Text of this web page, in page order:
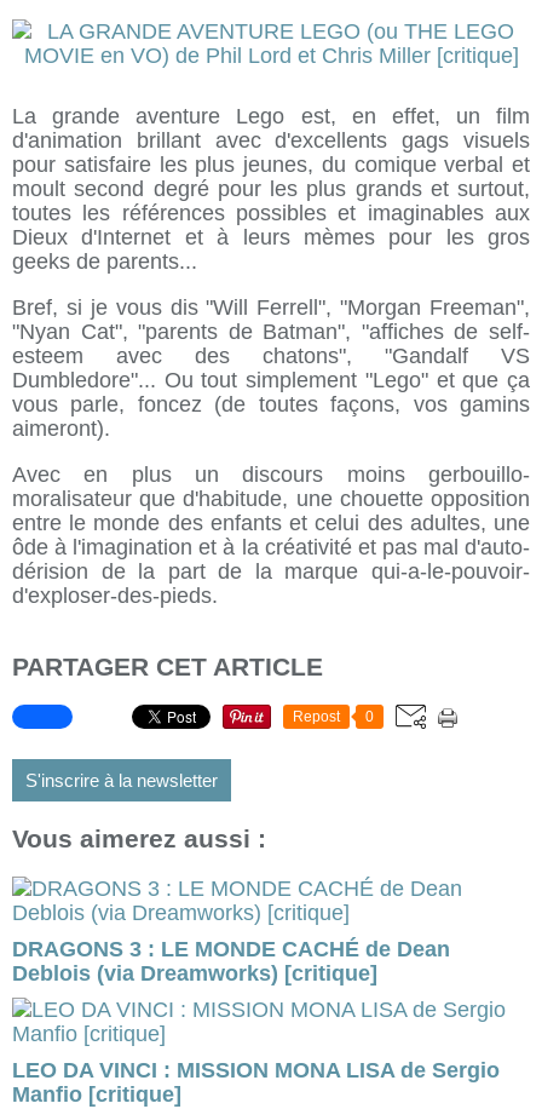
La grande aventure Lego est, en effet, un film
d'animation brillant avec d'excellents gags visuels
pour satisfaire les plus jeunes, du comique verbal et
moult second degré pour les plus grands et surtout,
toutes les références possibles et imaginables aux
Dieux d'Internet et à leurs mèmes pour les gros
geeks de parents...
Bref, si je vous dis "Will Ferrell", "Morgan Freeman",
"Nyan Cat", "parents de Batman", "affiches de self-
esteem avec des chatons", "Gandalf VS
Dumbledore"... Ou tout simplement "Lego" et que ça
vous parle, foncez (de toutes façons, vos gamins
aimeront).
Avec en plus un discours moins gerbouillo-
moralisateur que d'habitude, une chouette opposition
entre le monde des enfants et celui des adultes, une
ôde à l'imagination et à la créativité et pas mal d'auto-
dérision de la part de la marque qui-a-le-pouvoir-
d'exploser-des-pieds.
PARTAGER CET ARTICLE
Repost 0
S'inscrire à la newsletter
Vous aimerez aussi :
DRAGONS 3 : LE MONDE CACHÉ de Dean
Deblois (via Dreamworks) [critique]
LEO DA VINCI : MISSION MONA LISA de Sergio
Manfio [critique]